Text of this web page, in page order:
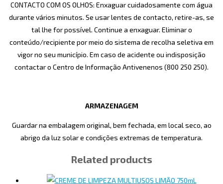
CONTACTO COM OS OLHOS: Enxaguar cuidadosamente com água
durante vários minutos. Se usar lentes de contacto, retire-as, se
tal lhe for possível. Continue a enxaguar. Eliminar o
conteúdo/recipiente por meio do sistema de recolha seletiva em
vigor no seu município. Em caso de acidente ou indisposição
contactar o Centro de Informação Antivenenos (800 250 250).
ARMAZENAGEM
Guardar na embalagem original, bem fechada, em local seco, ao
abrigo da luz solar e condições extremas de temperatura.
Related products